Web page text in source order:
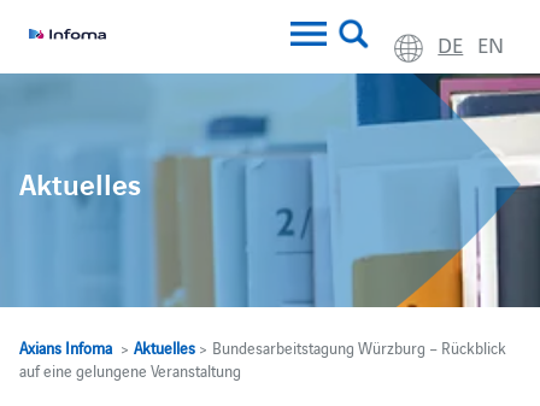
DE EN
Aktuelles
Axians Infoma> Aktuelles> Bundesarbeitstagung Würzburg – Rückblick
auf eine gelungene Veranstaltung